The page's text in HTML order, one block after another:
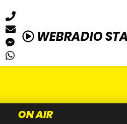
WEBRADIO
ON AIR